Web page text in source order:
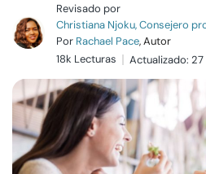
Relaciones
Familia
Ayuda
Cursos
Revisado por
Christiana Njoku, Consejero
Por Rachael Pace, Autor
18k Lecturas
Actualizado: